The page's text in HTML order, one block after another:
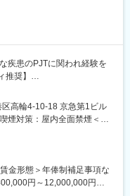
分野の開発品目に関する文
専門知識を有する者からア
る世界最大級CRO：
ーの経営統合により、
きない治験の「質」と「ス
へ進化しました。薬剤流
ます。新しい治療法を待っ
は創造的な仕事に挑戦し
疾患のPJTに関われ経験を
奨】
ているため、様々な文書作
とができます。また、社
規案件に対して専門的なア
のような業務をお任せし
高輪4-10-18 京急第1ビル
煙対策：屋内全面禁煙＜勤
地はアドバイザーにお伝
禁煙変更の範囲：会社の定
金形態＞年俸制補足事項な
円～12,000,000円＜